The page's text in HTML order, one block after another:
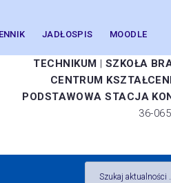
JADŁOSPIS MOODLE
TECHNIKUM | SZKOŁA
CENTRUM
PODSTAWOWA STACJA
36-